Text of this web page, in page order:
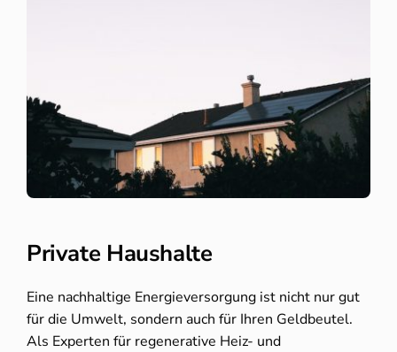
Private Haushalte
Eine nachhaltige Energieversorgung ist nicht nur gut
für die Umwelt, sondern auch für Ihren Geldbeutel.
Als Experten für regenerative Heiz- und